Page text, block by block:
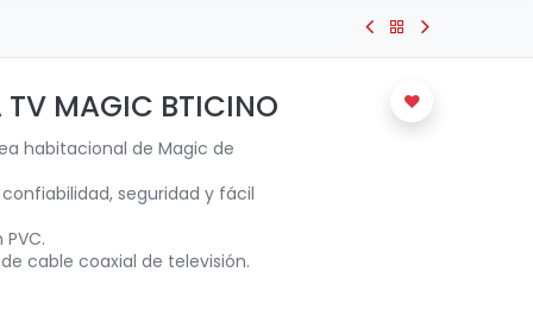
MAGIC BTICINO
habitacional de Magic de
seguridad y fácil
cable coaxial de televisión.